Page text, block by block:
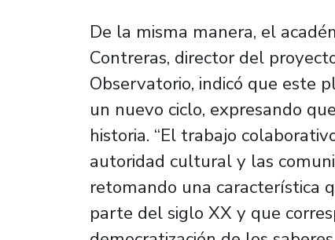
De la misma manera, el
Contreras, director del
Observatorio, indicó que este
un nuevo ciclo, expresando
historia. “El trabajo
autoridad cultural y las
retomando una característica
parte del siglo XX y que